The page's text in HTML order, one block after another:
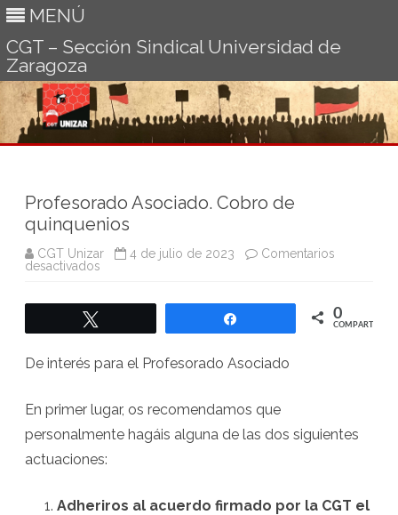
MENÚ
CGT – Sección Sindical Universidad de
Zaragoza
Profesorado Asociado. Cobro de
quinquenios
CGT Unizar 4 de julio de 2023
Comentarios
desactivados
Cobro
0
COMPARTIR
De interés para el Profesorado Asociado
En primer lugar, os recomendamos que
personalmente hagáis alguna de las dos siguientes
actuaciones:
Adheriros al acuerdo firmado por la CGT el